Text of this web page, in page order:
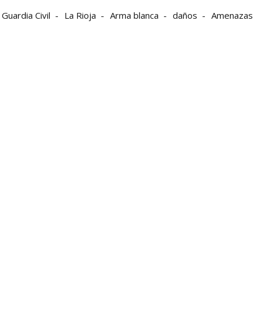
Guardia Civil La Rioja Arma blanca daños Amenazas